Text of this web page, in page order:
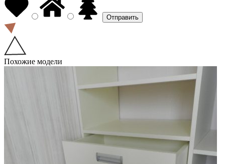
Похожие модели